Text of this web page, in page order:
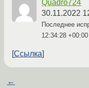
Quadro724
30.11.2022
Последнее
12:34:28 +00:00
Ссылка
←